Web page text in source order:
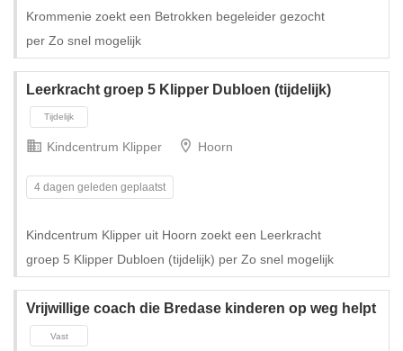
Tijdelijk met uitzicht op vast
Krommenie zoekt een Betrokken begeleider gezocht
per Zo snel mogelijk
Leerkracht groep 5 Klipper Dubloen (tijdelijk)
Kindcentrum Klipper Hoorn
4 dagen geleden geplaatst
Kindcentrum Klipper uit Hoorn zoekt een Leerkracht
groep 5 Klipper Dubloen (tijdelijk) per Zo snel mogelijk
Vrijwillige coach die Bredase kinderen op weg helpt